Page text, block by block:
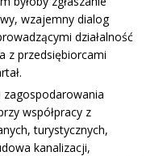
wzajemny dialog
działalność
z przedsiębiorcami
współpracy z
turystycznych,
kanalizacji,